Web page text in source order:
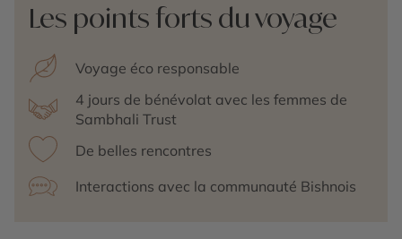
Les points forts du voyage
Voyage éco responsable
4 jours de bénévolat avec les femmes de
Sambhali Trust
De belles rencontres
Interactions avec la communauté Bishnois